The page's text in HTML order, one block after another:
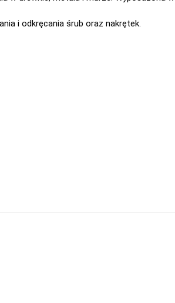
i odkręcania śrub oraz nakrętek.